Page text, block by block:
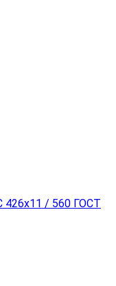
426x11 / 560 ГОСТ